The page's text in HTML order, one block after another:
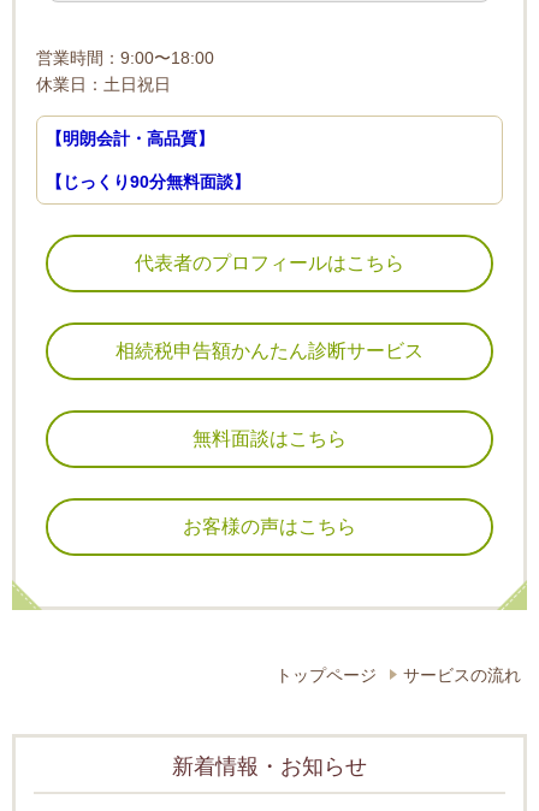
営業時間：9:00〜18:00
休業日：土日祝日
【明朗会計・高品質】
【じっくり90分無料面談】
代表者のプロフィールはこちら
相続税申告額かんたん診断サービス
無料面談はこちら
お客様の声はこちら
トップページ サービスの流れ
新着情報・お知らせ